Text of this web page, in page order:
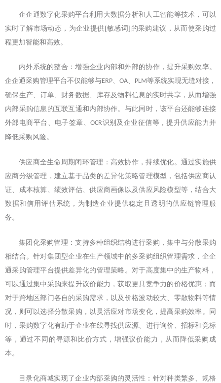
企企通数字化采购平台利用大数据分析和人工智能等技术，可以
实时了解市场动态，为企业提供[敏感词]的采购建议，从而使采购过
程更加智能和高效。
内外系统的整合：增强企业内部和外部的协作，提升采购效率。
企企通采购管理平台不仅能够与ERP、 OA、 PLM等系统实现无缝对接，
确保生产、订单、财务数据、库存及物料信息的实时共享，从而增强
内部采购信息的互联互通和内部协作。与此同时，该平台还能够连接
外部电商平台、电子签章、OCR识别及企业征信等，提升供应能力并
降低采购风险。
供应商全生命周期闭环管理：高效协作，持续优化。通过实施供
应商分级管理，建立基于品类的差异化策略管理模型，包括供应商认
证、成本核算、绩效评估、供应商画像以及供应风险模型等，结合大
数据和信用评估系统，为制造企业提供稳定且透明的供应链管理服
务。
集团化采购管理：支持多种组织结构进行采购，集中与分散采购
相结合。针对集团型企业在生产领域中的多采购组织管理需求，企企
通采购管理平台提供差异化的管理策略。对于高度集中的生产物料，
可以通过集中采购来提升议价能力，获取更具竞争力的价格优惠；而
对于跨地区部门各自的采购需求，以及价格波动较大、零散物料等情
况，则可以选择分散采购，以灵活应对市场变化，提高采购效率。同
时，采购数字化有助于企业在线寻找供应源、进行询价、招标和竞标
等，通过不同的寻源和比价方式，增强议价能力，从而降低采购成
本。
目录化商城实现了企业内部采购的灵活性：针对种类繁多、规格